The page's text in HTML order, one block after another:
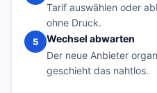
Tarif auswählen oder
ohne Druck.
5
Wechsel abwarten
Der neue Anbieter
geschieht das nahtlos.